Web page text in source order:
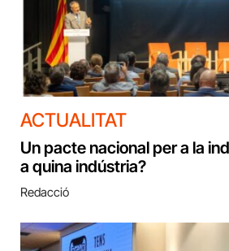
ACTUALITAT
Un pacte nacional per a la
a quina indústria?
Redacció